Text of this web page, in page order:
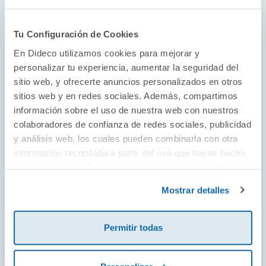
Tu Configuración de Cookies
En Dideco utilizamos cookies para mejorar y
personalizar tu experiencia, aumentar la seguridad del
sitio web, y ofrecerte anuncios personalizados en otros
sitios web y en redes sociales. Además, compartimos
información sobre el uso de nuestra web con nuestros
colaboradores de confianza de redes sociales, publicidad
y análisis web, los cuales pueden combinarla con otra
información recopilada a partir del uso que hayas hecho
Mostrar detalles
Permitir todas
de niños y niñas acercándoles los animales de
todos los hábitats y todas las partes del
mundo. Sus figuras pintadas a mano
representan al detalle desde los animales más
exóticos y fantásticos hasta las mascotas más
adoradas. Déjate sorprender por la magia de
gatos y caballos. ¡Todos están al alcance de tu
mano!